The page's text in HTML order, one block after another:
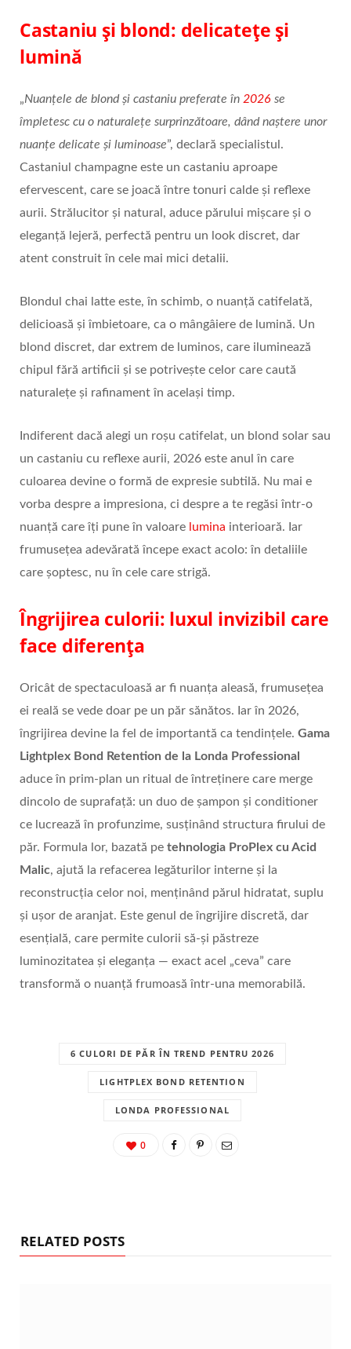
Castaniu și blond: delicatețe și
lumină
„Nuanțele de blond și castaniu preferate în 2026 se
împletesc cu o naturalețe surprinzătoare, dând naștere unor
nuanțe delicate și luminoase”, declară specialistul.
Castaniul champagne este un castaniu aproape
efervescent, care se joacă între tonuri calde și reflexe
aurii. Strălucitor și natural, aduce părului mișcare și o
eleganță lejeră, perfectă pentru un look discret, dar
atent construit în cele mai mici detalii.
Blondul chai latte este, în schimb, o nuanță catifelată,
delicioasă și îmbietoare, ca o mângâiere de lumină. Un
blond discret, dar extrem de luminos, care iluminează
chipul fără artificii și se potrivește celor care caută
naturalețe și rafinament în același timp.
Indiferent dacă alegi un roșu catifelat, un blond solar sau
un castaniu cu reflexe aurii, 2026 este anul în care
culoarea devine o formă de expresie subtilă. Nu mai e
vorba despre a impresiona, ci despre a te regăsi într-o
nuanță care îți pune în valoare lumina interioară. Iar
frumusețea adevărată începe exact acolo: în detaliile
care șoptesc, nu în cele care strigă.
Îngrijirea culorii: luxul invizibil care
face diferența
Oricât de spectaculoasă ar fi nuanța aleasă, frumusețea
ei reală se vede doar pe un păr sănătos. Iar în 2026,
îngrijirea devine la fel de importantă ca tendințele. Gama
Lightplex Bond Retention de la Londa Professional
aduce în prim-plan un ritual de întreținere care merge
dincolo de suprafață: un duo de șampon și conditioner
ce lucrează în profunzime, susținând structura firului de
păr. Formula lor, bazată pe tehnologia ProPlex cu Acid
Malic, ajută la refacerea legăturilor interne și la
reconstrucția celor noi, menținând părul hidratat, suplu
și ușor de aranjat. Este genul de îngrijire discretă, dar
esențială, care permite culorii să-și păstreze
luminozitatea și eleganța — exact acel „ceva” care
transformă o nuanță frumoasă într-una memorabilă.
6 CULORI DE PĂR ÎN TREND PENTRU 2026
LIGHTPLEX BOND RETENTION
LONDA PROFESSIONAL
0
RELATED POSTS